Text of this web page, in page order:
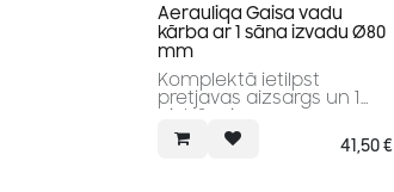
Aerauliqa Gaisa vadu
kārba ar 1 sāna izvadu Ø80
mm
Komplektā ietilpst
pretjavas aizsargs un 1
aizbāznis.
41,50€